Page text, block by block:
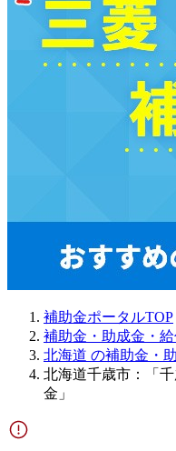
補助金ポータルTOP
補助金・助成金・
北海道 の補助金・
北海道千歳市：「
金」